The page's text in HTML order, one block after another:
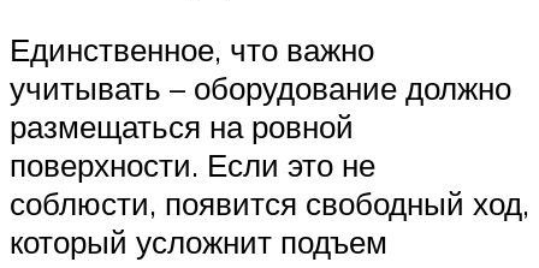
Единственное, что важно
учитывать – оборудование должно
размещаться на ровной
поверхности. Если это не
соблюсти, появится свободный ход,
который усложнит подъем